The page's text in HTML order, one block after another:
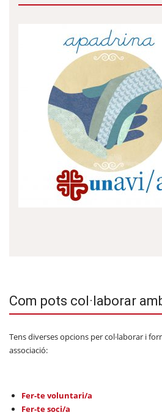
Com pots col·laborar
Tens diverses opcions per col·laborar i
associació:
Fer-te voluntari/a
Fer-te soci/a